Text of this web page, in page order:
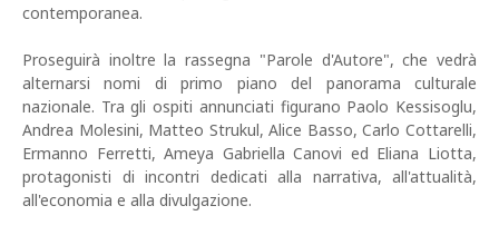
contemporanea.
Proseguirà inoltre la rassegna "Parole d'Autore", che vedrà
alternarsi nomi di primo piano del panorama culturale
nazionale. Tra gli ospiti annunciati figurano Paolo Kessisoglu,
Andrea Molesini, Matteo Strukul, Alice Basso, Carlo Cottarelli,
Ermanno Ferretti, Ameya Gabriella Canovi ed Eliana Liotta,
protagonisti di incontri dedicati alla narrativa, all'attualità,
all'economia e alla divulgazione.